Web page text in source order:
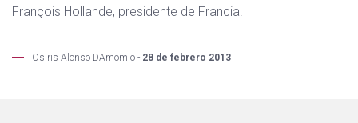
François Hollande, presidente de Francia.
Osiris Alonso DAmomio - 28 de febrero 2013